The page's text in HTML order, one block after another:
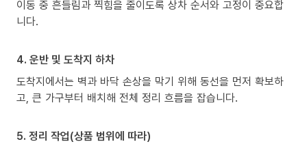
이동 중 흔들림과 찍힘을 줄이도록 상차 순서와 고정이 중요합
니다.
4. 운반 및 도착지 하차
도착지에서는 벽과 바닥 손상을 막기 위해 동선을 먼저 확보하
고, 큰 가구부터 배치해 전체 정리 흐름을 잡습니다.
5. 정리 작업(상품 범위에 따라)